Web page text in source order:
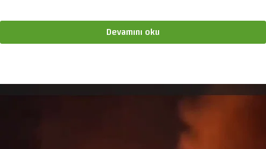
Devamını oku